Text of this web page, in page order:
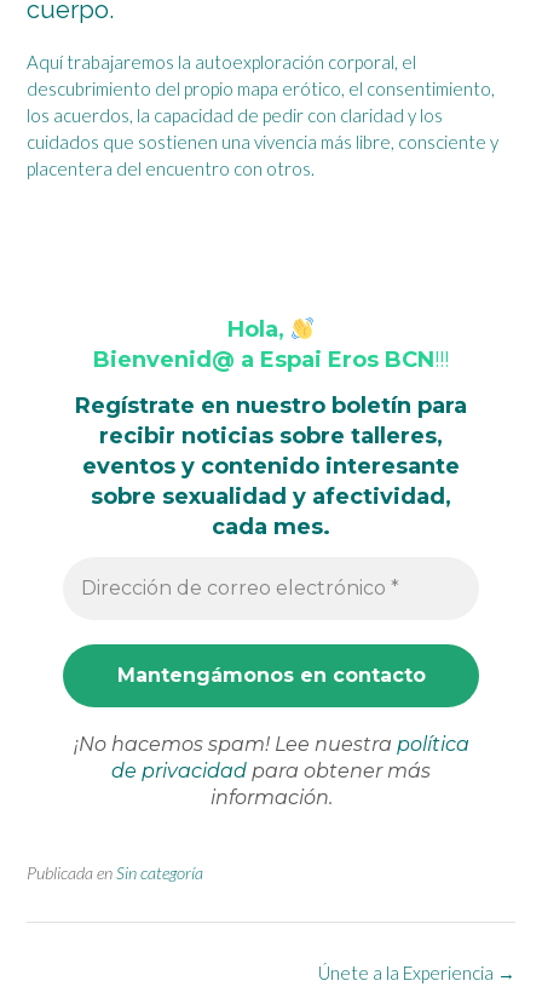
cuerpo.
Aquí trabajaremos la autoexploración corporal, el
descubrimiento del propio mapa erótico, el consentimiento,
los acuerdos, la capacidad de pedir con claridad y los
cuidados que sostienen una vivencia más libre, consciente y
placentera del encuentro con otros.
Hola,
Bienvenid@ a Espai Eros BCN!!!
Regístrate en nuestro boletín para
recibir noticias sobre talleres,
eventos y contenido interesante
sobre sexualidad y afectividad,
cada mes.
¡No hacemos spam! Lee nuestra política
de privacidad para obtener más
información.
Publicada enSin categoría
Únete a la Experiencia →